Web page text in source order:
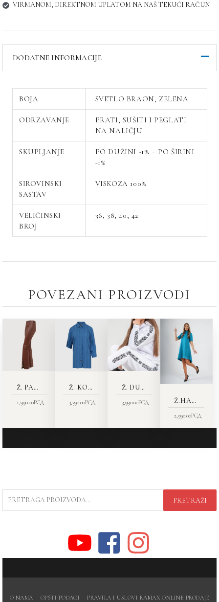
VIRMANOM, DIREKTNOM UPLATOM NA NAŠ TEKUĆI RAČUN
DODATNE INFORMACIJE
BOJA SVETLO BRAON, ZELENA
ODRZAVANJE
PRATI, SUŠITI I PEGLATI
NA NALIČJU
SKUPLJANJE
PO DUŽINI -1% – PO ŠIRINI
-1%
SIROVINSKI
SASTAV
VISKOZA 100%
VELIČINSKI
BROJ
36, 38, 40, 42
POVEZANI PROIZVODI
Ž. PANTALONE 2042-04
1,990.00РСД
Ž. KOŠULJA 7676-00
3,390.00РСД
Ž. DUKS 9310-10
3,990.00РСД Ž.HALJINA 4428-16
2,990.00РСД
ZA:
PRETRAŽI
O NAMA OPŠTI PODACI PRAVILA I USLOVI RAMAX ONLINE PRODAJE